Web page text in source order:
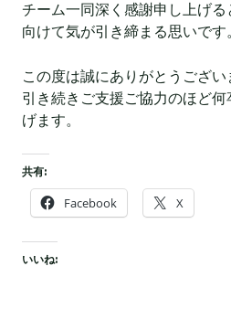
チーム一同深く感謝申し上げ
向けて気が引き締まる思いです
この度は誠にありがとうござい
引き続きご支援ご協力のほど
げます。
共有:
Facebook X
いいね: